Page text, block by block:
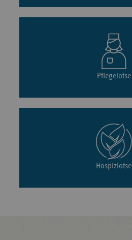
Pflegelotse
Hospizlotse